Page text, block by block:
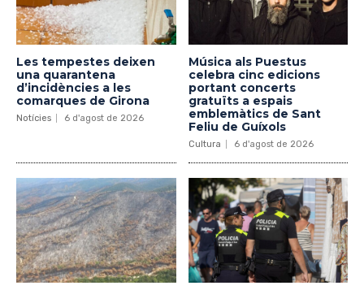
Les tempestes deixen
una quarantena
d’incidències a les
comarques de Girona
Notícies 6 d'agost de 2026
Música als Puestus
celebra cinc edicions
portant concerts
gratuïts a espais
emblemàtics de Sant
Feliu de Guíxols
Cultura 6 d'agost de 2026